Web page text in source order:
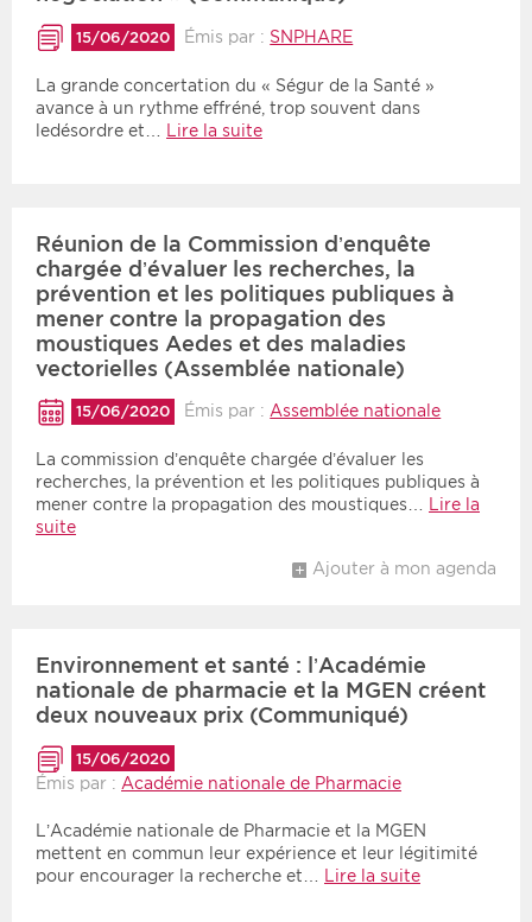
15/06/2020 Émis par : SNPHARE
La grande concertation du « Ségur de la Santé »
avance à un rythme effréné, trop souvent dans
ledésordre et…
Lire la suite
Réunion de la Commission d’enquête
chargée d’évaluer les recherches, la
prévention et les politiques publiques à
mener contre la propagation des
moustiques Aedes et des maladies
vectorielles (Assemblée nationale)
15/06/2020 Émis par :Assemblée nationale
La commission d’enquête chargée d’évaluer les
recherches, la prévention et les politiques publiques à
mener contre la propagation des moustiques…
Lire la
suite
Ajouter à mon agenda
Environnement et santé : l’Académie
nationale de pharmacie et la MGEN créent
deux nouveaux prix (Communiqué)
15/06/2020
Émis par : Académie nationale de Pharmacie
L’Académie nationale de Pharmacie et la MGEN
mettent en commun leur expérience et leur légitimité
pour encourager la recherche et…
Lire la suite